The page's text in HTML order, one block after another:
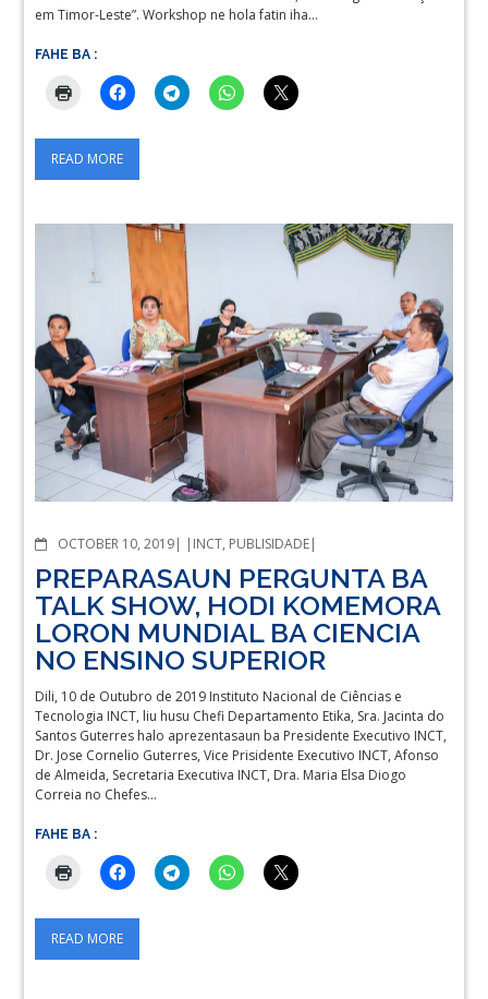
em Timor-Leste”. Workshop ne hola fatin iha…
FAHE BA :
READ MORE
OCTOBER 10, 2019 COMMENTS
INCT, PUBLISIDADE
PREPARASAUN PERGUNTA BA
TALK SHOW, HODI KOMEMORA
LORON MUNDIAL BA CIENCIA
NO ENSINO SUPERIOR
Dili, 10 de Outubro de 2019 Instituto Nacional de Ciências e
Tecnologia INCT, liu husu Chefi Departamento Etika, Sra. Jacinta do
Santos Guterres halo aprezentasaun ba Presidente Executivo INCT,
Dr. Jose Cornelio Guterres, Vice Prisidente Executivo INCT, Afonso
de Almeida, Secretaria Executiva INCT, Dra. Maria Elsa Diogo
Correia no Chefes…
FAHE BA :
READ MORE